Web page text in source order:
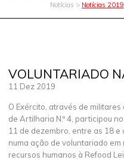
Notícias > Notícias 2019
VOLUNTARIADO
11 Dez 2019
O Exército, através de militares
de Artilharia N.º 4, participou
11 de dezembro, entre as 18 e
numa ação de voluntariado em
recursos humanos à Refood